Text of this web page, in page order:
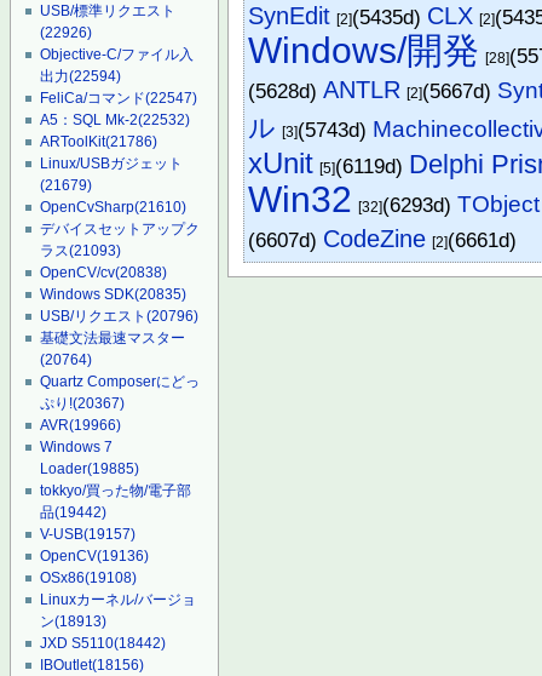
USB/標準リクエスト
(22926)
Objective-C/ファイル入
出力(22594)
FeliCa/コマンド(22547)
A5：SQL Mk-2(22532)
ARToolKit(21786)
Linux/USBガジェット
(21679)
OpenCvSharp(21610)
デバイスセットアップク
ラス(21093)
OpenCV/cv(20838)
Windows SDK(20835)
USB/リクエスト(20796)
基礎文法最速マスター
(20764)
Quartz Composerにどっ
ぷり!(20367)
AVR(19966)
Windows 7
Loader(19885)
tokkyo/買った物/電子部
品(19442)
V-USB(19157)
OpenCV(19136)
OSx86(19108)
Linuxカーネル/バージョ
ン(18913)
JXD S5110(18442)
IBOutlet(18156)
SynEdit [2](5435d) CLX [2]
Windows/開発 [28]
(5628d)ANTLR [2](5667d)
ル [3](5743d)
xUnit [5](6119d) Delphi
Win32 [32](6293d)TObject
(6607d) CodeZine [2](6661d)